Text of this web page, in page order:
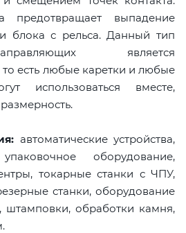
предотвращает выпадение
блока с рельса. Данный тип
является
есть любые каретки и любые
использоваться вместе,
автоматические устройства,
оборудование,
токарные станки с ЧПУ,
станки, оборудование
штамповки, обработки камня,